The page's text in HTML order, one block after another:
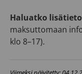
Haluatko
maksuttomaan
klo 8–17).